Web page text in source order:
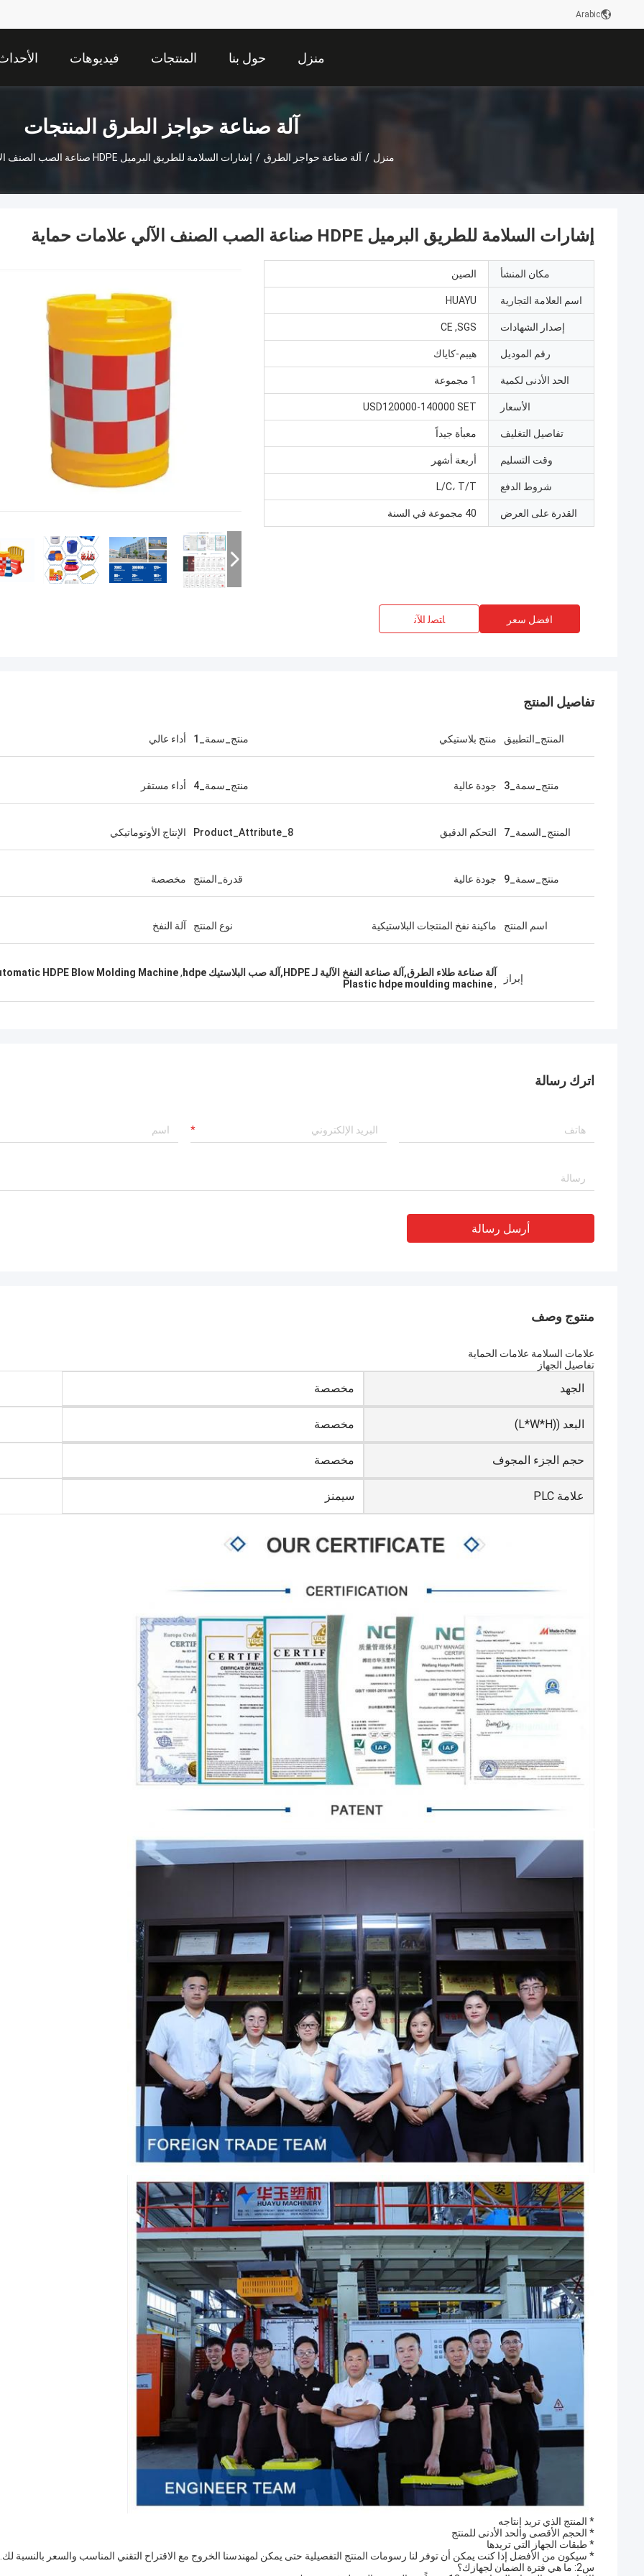
Arabic
منزل حول بنا المنتجات فيديوهات
آلة صناعة حواجز الطرق المنتجات
منزل / آلة صناعة حواجز الطرق / إشارات السلامة للطريق البرميل HDPE صناعة الصب الصنف الآلي علامات حماية
إشارات السلامة للطريق البرميل HDPE صناعة الصب الصنف الآلي علامات حماية
مكان المنشأ الصين
اسم العلامة التجارية HUAYU
إصدار الشهادات CE ,SGS
رقم الموديل هيبم-كاياك
الحد الأدنى لكمية 1 مجموعة
الأسعار USD120000-140000 SET
تفاصيل التغليف معبأة جيداً
وقت التسليم أربعة أشهر
شروط الدفع L/C، T/T
القدرة على العرض 40 مجموعة في السنة
افضل سعر ﺎﺘﺼﻟ ﺍﻶﻧ
تفاصيل المنتج
المنتج_التطبيق منتج بلاستيكي منتج_سمة_1 أداء عالي
منتج_سمة_3 جودة عالية منتج_سمة_4 أداء مستقر
المنتج_السمة_7 التحكم الدقيق Product_Attribute_8 الإنتاج الأوتوماتيكي
منتج_سمة_9 جودة عالية قدرة_المنتج مخصصة
اسم المنتج ماكينة نفخ المنتجات البلاستيكية نوع المنتج آلة النفخ
إبراز آلة صناعة طلاء الطرق,آلة صناعة النفخ الآلية لـ HDPE,آلة صب البلاستيك hdpe ,
HDPE Blow Molding Machine
,
Plastic hdpe moulding machine
اترك رسالة
أرسل رسالة
منتوج وصف
علامات السلامة علامات الحماية
تفاصيل الجهاز
الجهد مخصصة
البعد ((L*W*H) مخصصة
حجم الجزء المجوف مخصصة
علامة PLC سيمنز
* المنتج الذي تريد إنتاجه
* الحجم الأقصى والحد الأدنى للمنتج
* طبقات الجهاز التي تريدها
* سيكون من الأفضل إذا كنت يمكن أن توفر لنا رسومات المنتج التفصيلية حتى يمكن لمهندسنا الخروج مع الاقتراح التقني المناسب والسعر بالنسبة لك.
س2: ما هي فترة الضمان لجهازك؟